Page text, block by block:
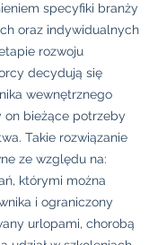
specyfiki branży
oraz indywidualnych
rozwoju
decydują się
wewnętrznego
on bieżące potrzeby
Takie rozwiązanie
ze względu na:
którymi można
i ograniczony
urlopami, chorobą